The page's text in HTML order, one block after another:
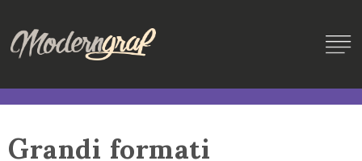
Moderngraf.
Stampa & grafica